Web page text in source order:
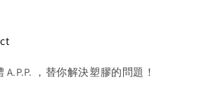
，替你解決塑膠的問題！